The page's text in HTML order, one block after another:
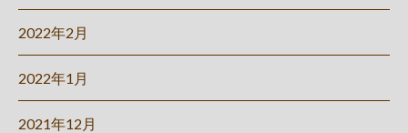
2022年2月
2022年1月
2021年12月